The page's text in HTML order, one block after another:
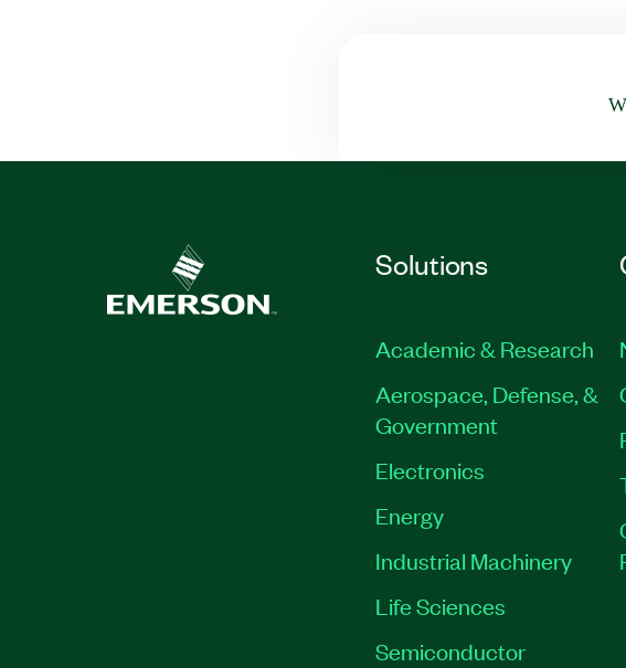
Solutions
Academic & Research
Aerospace, Defense, &
Government
Electronics
Energy
Industrial Machinery
Life Sciences
Semiconductor